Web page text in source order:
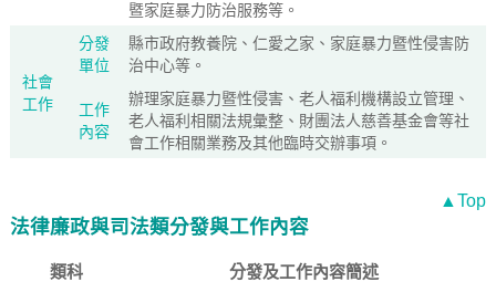
暨家庭暴力防治服務等。
社會
工作
分發
單位
縣市政府教養院、仁愛之家、家庭暴力暨性侵害防
治中心等。
工作
內容
辦理家庭暴力暨性侵害、老人福利機構設立管理、
老人福利相關法規彙整、財團法人慈善基金會等社
會工作相關業務及其他臨時交辦事項。
▲Top
法律廉政與司法類分發與工作內容
類科 分發及工作內容簡述